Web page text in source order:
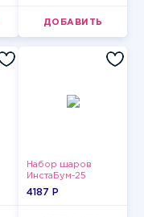
ДОБАВИТЬ
Набор шаров
ИнстаБум-25
4187 P